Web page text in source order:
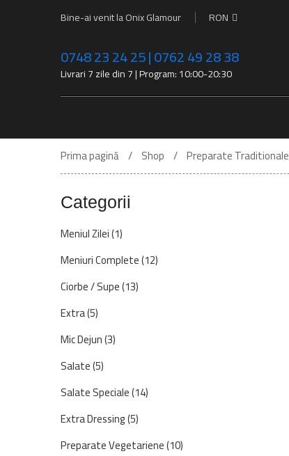
Bine-ai venit la Onix Glamour RON
0748 23 24 25 | 0762 49 28 38
Livrari 7 zile din 7 | Program: 10:00-20:30
Prima pagină Shop Preparate Traditionale
Categorii
Meniul Zilei(1)
Meniuri Complete(12)
Ciorbe / Supe(13)
Extra(5)
Mic Dejun(3)
Salate(5)
Salate Speciale(14)
Extra Dressing(5)
Preparate Vegetariene(10)